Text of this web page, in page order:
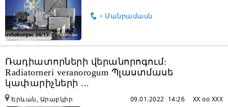
+ Մանրամասն
Ռադիատորների վերանորոգում:
Radiatorneri veranorogum Պլաստմասե
կափարիչների ...
XX oo XXX
09.01.2022 14:26
Երևան, Արաբկիր